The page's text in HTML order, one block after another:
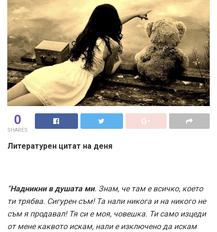
0
SHARES
Литературен цитат на деня
“Надникни в душата ми. Знам, че там е всичко, което
ти трябва. Сигурен съм! Та нали никога и на никого не
съм я продавал! Тя си е моя, човешка. Ти само изцеди
от мене каквото искам, нали е изключено да искам